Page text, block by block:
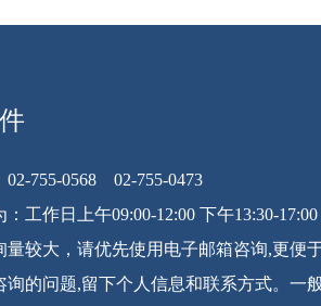
02-755-0568 02-755-0473
工作日上午09:00-12:00 下午13:30-17:00
量较大，请优先使用电子邮箱咨询,更便
询的问题,留下个人信息和联系方式。一